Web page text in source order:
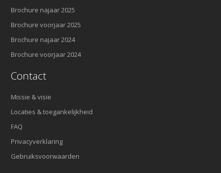
Brochure najaar 2025
Brochure voorjaar 2025
Brochure najaar 2024
Brochure voorjaar 2024
Contact
Missie & visie
Locaties & toegankelijkheid
FAQ
Privacyverklaring
Gebruiksvoorwaarden